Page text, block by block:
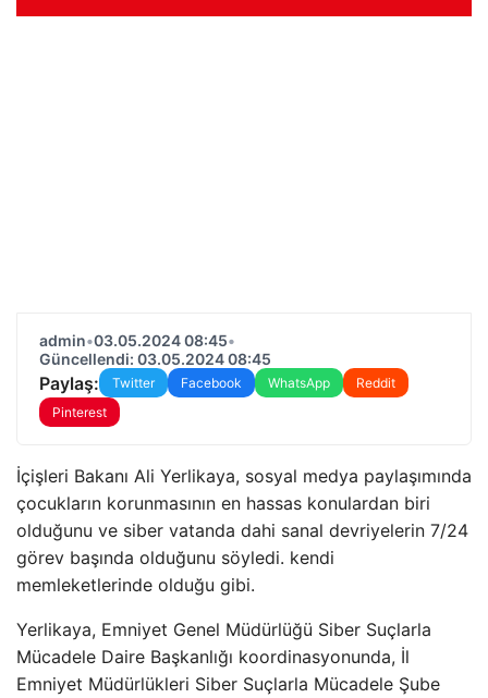
admin•03.05.2024 08:45•
Güncellendi: 03.05.2024 08:45
Paylaş: Twitter Facebook WhatsApp
Reddit
Pinterest
İçişleri Bakanı Ali Yerlikaya, sosyal medya paylaşımında
çocukların korunmasının en hassas konulardan biri
olduğunu ve siber vatanda dahi sanal devriyelerin 7/24
görev başında olduğunu söyledi. kendi
memleketlerinde olduğu gibi.
Yerlikaya, Emniyet Genel Müdürlüğü Siber Suçlarla
Mücadele Daire Başkanlığı koordinasyonunda, İl
Emniyet Müdürlükleri Siber Suçlarla Mücadele Şube